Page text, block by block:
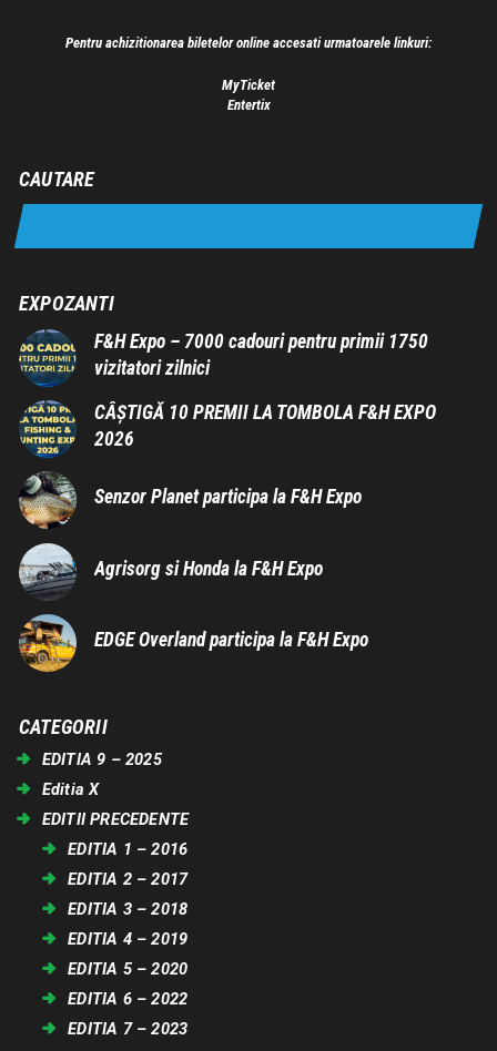
Pentru achizitionarea biletelor online accesati urmatoarele linkuri:
MyTicket
Entertix
CAUTARE
EXPOZANTI
F&H Expo – 7000 cadouri pentru primii 1750
vizitatori zilnici
CÂȘTIGĂ 10 PREMII LA TOMBOLA F&H EXPO
2026
Senzor Planet participa la F&H Expo
Agrisorg si Honda la F&H Expo
EDGE Overland participa la F&H Expo
CATEGORII
EDITIA 9 – 2025
Editia X
EDITII PRECEDENTE
EDITIA 1 – 2016
EDITIA 2 – 2017
EDITIA 3 – 2018
EDITIA 4 – 2019
EDITIA 5 – 2020
EDITIA 6 – 2022
EDITIA 7 – 2023